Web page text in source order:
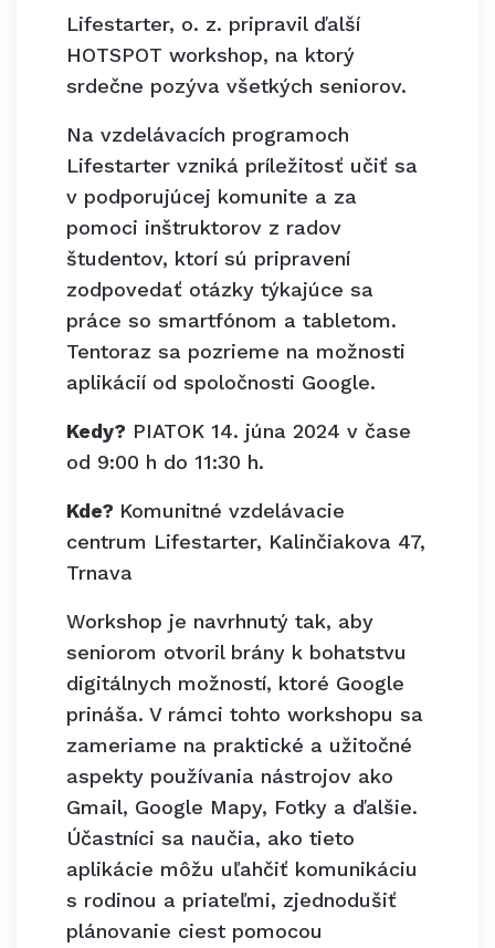
Lifestarter, o. z. pripravil ďalší
HOTSPOT workshop, na ktorý
srdečne pozýva všetkých seniorov.
Na vzdelávacích programoch
Lifestarter vzniká príležitosť učiť sa
v podporujúcej komunite a za
pomoci inštruktorov z radov
študentov, ktorí sú pripravení
zodpovedať otázky týkajúce sa
práce so smartfónom a tabletom.
Tentoraz sa pozrieme na možnosti
aplikácií od spoločnosti Google.
Kedy? PIATOK 14. júna 2024 v čase
od 9:00 h do 11:30 h.
Kde? Komunitné vzdelávacie
centrum Lifestarter, Kalinčiakova 47,
Trnava
Workshop je navrhnutý tak, aby
seniorom otvoril brány k bohatstvu
digitálnych možností, ktoré Google
prináša. V rámci tohto workshopu sa
zameriame na praktické a užitočné
aspekty používania nástrojov ako
Gmail, Google Mapy, Fotky a ďalšie.
Účastníci sa naučia, ako tieto
aplikácie môžu uľahčiť komunikáciu
s rodinou a priateľmi, zjednodušiť
plánovanie ciest pomocou